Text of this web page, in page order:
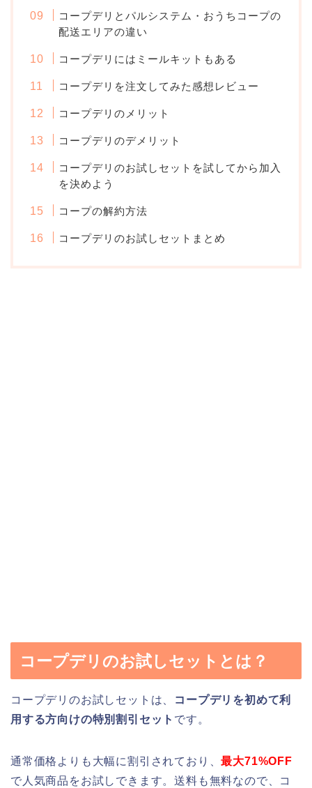
コープデリとパルシステム・おうちコープの
配送エリアの違い
コープデリにはミールキットもある
コープデリを注文してみた感想レビュー
コープデリのメリット
コープデリのデメリット
コープデリのお試しセットを試してから加入
を決めよう
コープの解約方法
コープデリのお試しセットまとめ
コープデリのお試しセットとは？
コープデリのお試しセットは、
コープデリを初めて利
用する方向けの特別割引セット です。
通常価格よりも大幅に割引されており、最大71%OFF
で人気商品をお試しできます。送料も無料なので、コ